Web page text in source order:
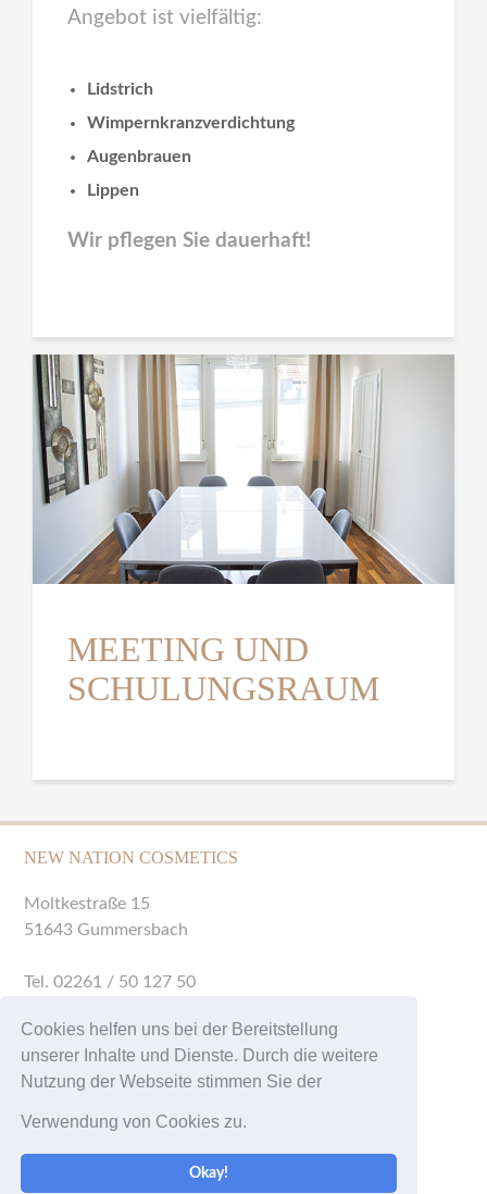
Cookies helfen uns bei der Bereitstellung
unserer Inhalte und Dienste. Durch die weitere
Nutzung der Webseite stimmen Sie der
Verwendung von Cookies zu.
Okay!
Angebot ist vielfältig:
Lidstrich
Wimpernkranzverdichtung
Augenbrauen
Lippen
Wir pflegen Sie dauerhaft!
MEETING UND
SCHULUNGSRAUM
NEW NATION COSMETICS
Moltkestraße 15
51643 Gummersbach
Tel.02261 / 50 127 50
Impressum
Kontakt
Datenschutz
All Copyrights by new-nation.de